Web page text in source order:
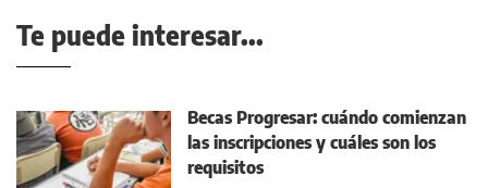
Te puede interesar...
Becas Progresar: cuándo comienzan
las inscripciones y cuáles son los
requisitos